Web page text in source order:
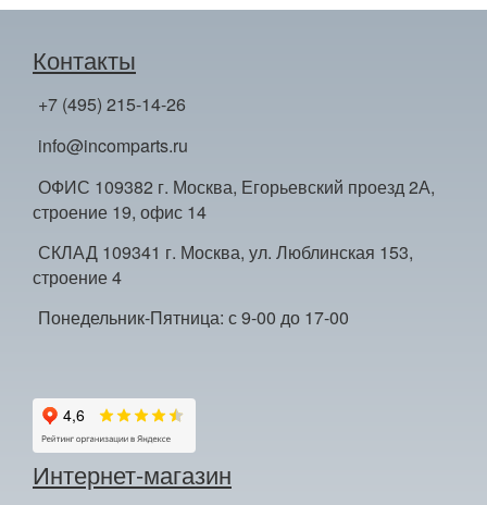
Контакты
+7 (495) 215-14-26
info@incomparts.ru
ОФИС 109382 г. Москва, Егорьевский проезд 2А,
строение 19, офис 14
СКЛАД 109341 г. Москва, ул. Люблинская 153,
строение 4
Понедельник-Пятница: с 9-00 до 17-00
Интернет-магазин